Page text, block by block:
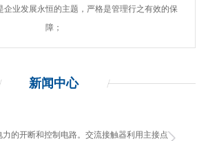
企业发展永恒的主题，严格是管理行之有效的保
障；
新闻 中心
的开断和控制电路。交流接触器利用主接点